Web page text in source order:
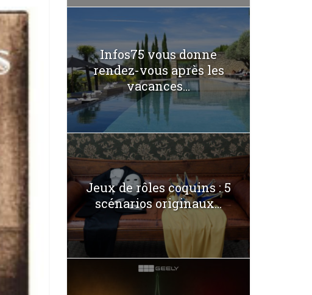
Infos75 vous donne
rendez-vous après les
vacances...
Jeux de rôles coquins : 5
scénarios originaux...